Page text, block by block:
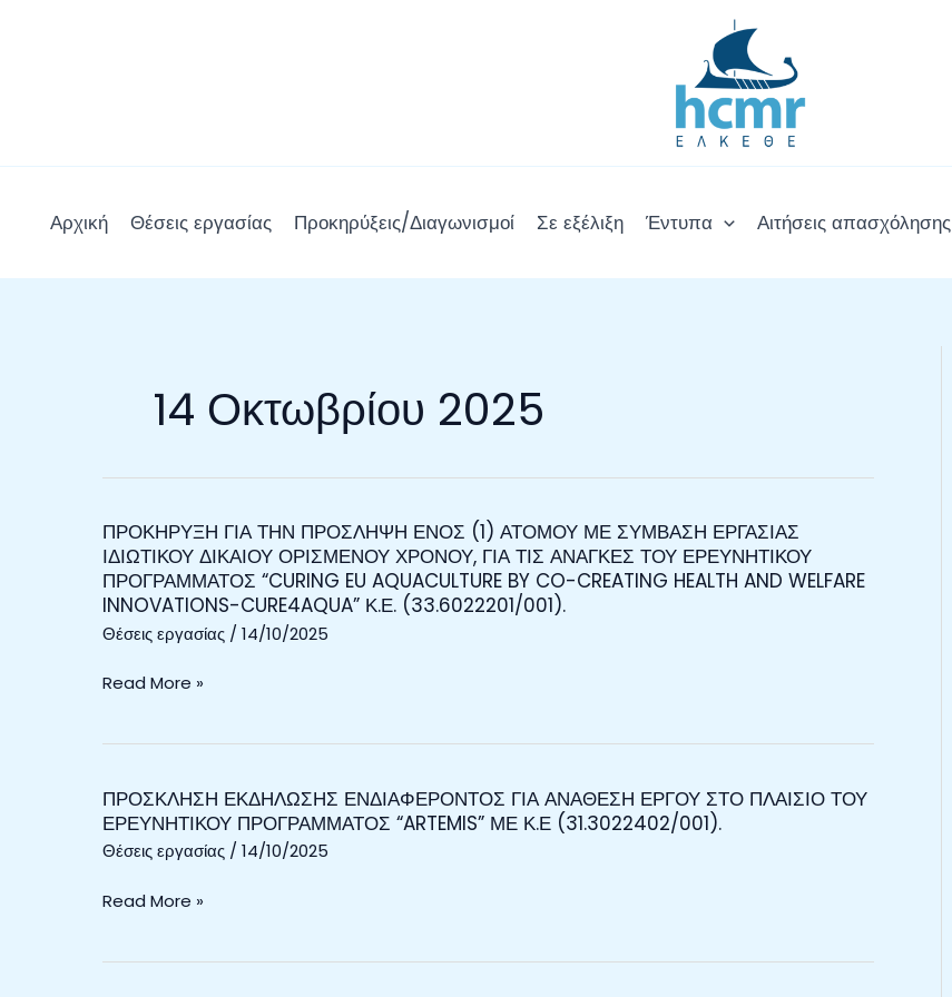
Αρχική Θέσεις εργασίας Προκηρύξεις/Διαγωνισμοί Σε εξέλιξη Έντυπα Αιτήσεις απασχόλησης
14 Οκτωβρίου 2025
ΠΡΟΚΗΡΥΞΗ ΓΙΑ ΤΗΝ ΠΡΟΣΛΗΨΗ ΕΝΟΣ (1) ΑΤΟΜΟΥ ΜΕ ΣΥΜΒΑΣΗ ΕΡΓΑΣΙΑΣ
ΙΔΙΩΤΙΚΟΥ ΔΙΚΑΙΟΥ ΟΡΙΣΜΕΝΟΥ ΧΡΟΝΟΥ, ΓΙΑ ΤΙΣ ΑΝΑΓΚΕΣ ΤΟΥ ΕΡΕΥΝΗΤΙΚΟΥ
ΠΡΟΓΡΑΜΜΑΤΟΣ “CURING EU AQUACULTURE BY CO-CREATING HEALTH AND WELFARE
INNOVATIONS-CURE4AQUA” Κ.Ε. (33.6022201/001).
Θέσεις εργασίας /14/10/2025
ΠΡΟΚΗΡΥΞΗ
ΓΙΑ
ΤΗΝ
ΠΡΟΣΛΗΨΗ
ΕΝΟΣ
ΑΤΟΜΟΥ
ΣΥΜΒΑΣΗ
ΙΔΙΩΤΙΚΟΥ
ΔΙΚΑΙΟΥ
ΟΡΙΣΜΕΝΟΥ
ΓΙΑ
ΑΝΑΓΚΕΣ
Read More »
ΠΡΟΣΚΛΗΣΗ ΕΚΔΗΛΩΣΗΣ ΕΝΔΙΑΦΕΡΟΝΤΟΣ ΓΙΑ ΑΝΑΘΕΣΗ ΕΡΓΟΥ ΣΤΟ ΠΛΑΙΣΙΟ ΤΟΥ
ΕΡΕΥΝΗΤΙΚΟΥ ΠΡΟΓΡΑΜΜΑΤΟΣ “ARTEMIS” ΜΕ Κ.Ε (31.3022402/001).
Θέσεις εργασίας / 14/10/2025
ΠΡΟΣΚΛΗΣΗ
ΕΚΔΗΛΩΣΗΣ
ΕΝΔΙΑΦΕΡΟΝΤΟΣ
ΑΝΑΘΕΣΗ
ΣΤΟ
Read More »